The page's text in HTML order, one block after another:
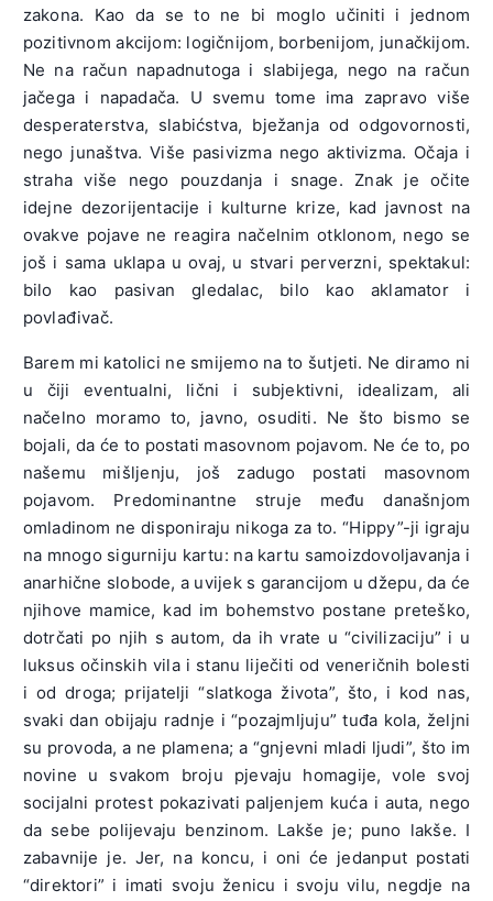
zakona. Kao da se to ne bi moglo učiniti i jednom
pozitivnom akcijom: logičnijom, borbenijom, junačkijom.
Ne na račun napadnutoga i slabijega, nego na račun
jačega i napadača. U svemu tome ima zapravo više
desperaterstva, slabićstva, bježanja od odgovornosti,
nego junaštva. Više pasivizma nego aktivizma. Očaja i
straha više nego pouzdanja i snage. Znak je očite
idejne dezorijentacije i kulturne krize, kad javnost na
ovakve pojave ne reagira načelnim otklonom, nego se
još i sama uklapa u ovaj, u stvari perverzni, spektakul:
bilo kao pasivan gledalac, bilo kao aklamator i
povlađivač.
Barem mi katolici ne smijemo na to šutjeti. Ne diramo ni
u čiji eventualni, lični i subjektivni, idealizam, ali
načelno moramo to, javno, osuditi. Ne što bismo se
bojali, da će to postati masovnom pojavom. Ne će to, po
našemu mišljenju, još zadugo postati masovnom
pojavom. Predominantne struje među današnjom
omladinom ne disponiraju nikoga za to. “Hippy”-ji igraju
na mnogo sigurniju kartu: na kartu samoizdovoljavanja i
anarhične slobode, a uvijek s garancijom u džepu, da će
njihove mamice, kad im bohemstvo postane preteško,
dotrčati po njih s autom, da ih vrate u “civilizaciju” i u
luksus očinskih vila i stanu liječiti od veneričnih bolesti
i od droga; prijatelji “slatkoga života”, što, i kod nas,
svaki dan obijaju radnje i “pozajmljuju” tuđa kola, željni
su provoda, a ne plamena; a “gnjevni mladi ljudi”, što im
novine u svakom broju pjevaju homagije, vole svoj
socijalni protest pokazivati paljenjem kuća i auta, nego
da sebe polijevaju benzinom. Lakše je; puno lakše. I
zabavnije je. Jer, na koncu, i oni će jedanput postati
“direktori” i imati svoju ženicu i svoju vilu, negdje na